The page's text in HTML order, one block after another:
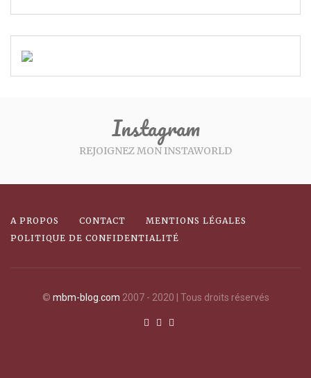
Instagram
REJOIGNEZ MON INSTAWORLD
A PROPOS CONTACT
MENTIONS LÉGALES
POLITIQUE DE CONFIDENTIALITÉ
© mbm-blog.com 2007 - 2020 | Tous droits réservés